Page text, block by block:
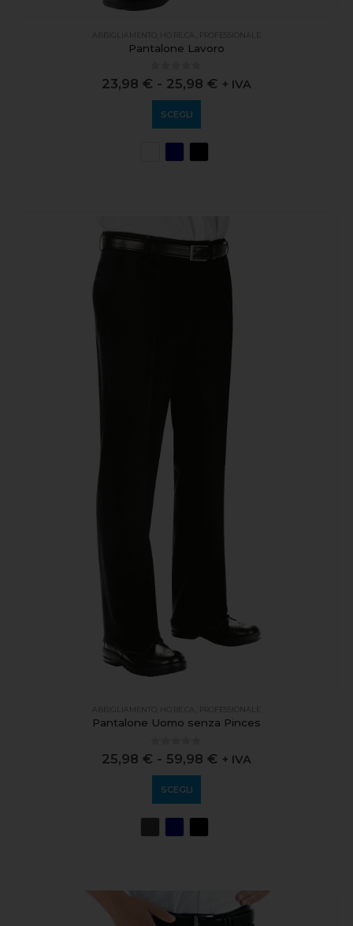
ABBIGLIAMENTO HO.RE.CA. PROFESSIONALE
Pantalone Lavoro
0 out of 5
23,98 € - 25,98 € + IVA
SCEGLI
ABBIGLIAMENTO HO.RE.CA. PROFESSIONALE
Pantalone Uomo senza Pinces
0 out of 5
25,98 € - 59,98 € + IVA
SCEGLI